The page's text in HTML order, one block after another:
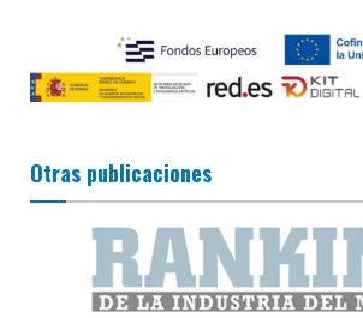
Otras publicaciones